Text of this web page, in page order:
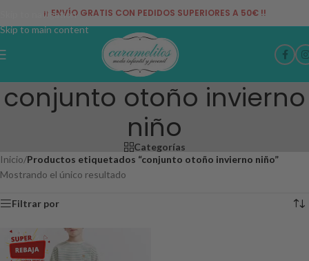
Skip to navigation
Skip to main content
¡¡ ENVÍO GRATIS CON PEDIDOS SUPERIORES A 50€ !!
conjunto otoño invierno
niño
Categorías
Inicio/Productos etiquetados “conjunto otoño invierno niño”
Mostrando el único resultado
Filtrar por